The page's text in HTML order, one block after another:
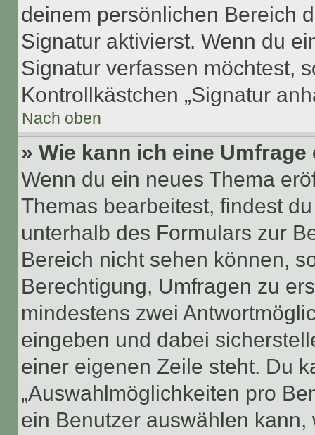
deinem persönlichen Bereich
Signatur aktivierst. Wenn du
Signatur verfassen möchtest,
Kontrollkästchen „Signatur
Nach oben
» Wie kann ich eine
Wenn du ein neues Thema
Themas bearbeitest, findest
unterhalb des Formulars zur
Bereich nicht sehen können,
Berechtigung, Umfragen zu
mindestens zwei
eingeben und dabei
einer eigenen Zeile steht. Du
„Auswahlmöglichkeiten pro
ein Benutzer auswählen